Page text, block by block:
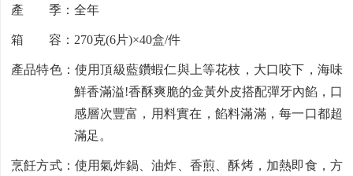
產 季：全年
箱 容：270克(6片)×40盒/件
產品特色：使用頂級藍鑽蝦仁與上等花枝，大口咬下，海味
鮮香滿溢!香酥爽脆的金黃外皮搭配彈牙內餡，口
感層次豐富，用料實在，餡料滿滿，每一口都超
滿足。
烹飪方式：使用氣炸鍋、油炸、香煎、酥烤，加熱即食，方